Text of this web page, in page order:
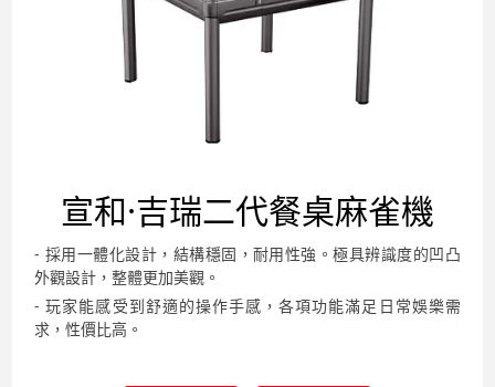
宣和·吉瑞二代餐桌麻雀機
- 採用一體化設計，結構穩固，耐用性強。極具辨識度的凹凸
外觀設計，整體更加美觀。
- 玩家能感受到舒適的操作手感，各項功能滿足日常娛樂需
求，性價比高。